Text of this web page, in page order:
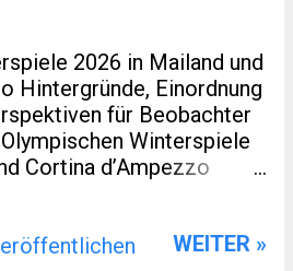
2026 in Mailand und
Hintergründe, Einordnung
für Beobachter
Winterspiele
Cortina d’Ampezzo
ist. SondernWEITER »